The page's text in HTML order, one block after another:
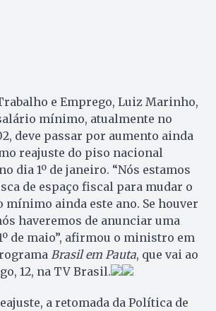
e Emprego, Luiz Marinho,
mínimo, atualmente no
deve passar por aumento ainda
reajuste do piso nacional
dia 1º de janeiro. “Nós estamos
de espaço fiscal para mudar o
ainda este ano. Se houver
haveremos de anunciar uma
de maio”, afirmou o ministro em
Brasil em Pauta, que vai ao
12, na TV Brasil.
a retomada da Política de